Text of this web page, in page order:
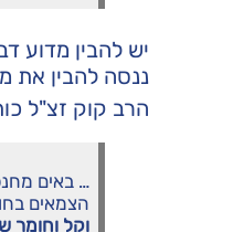
יש להבין מדוע
ננסה להבין את
הרב קוק זצ"ל
… באים
הצמאים
וקל וחומר